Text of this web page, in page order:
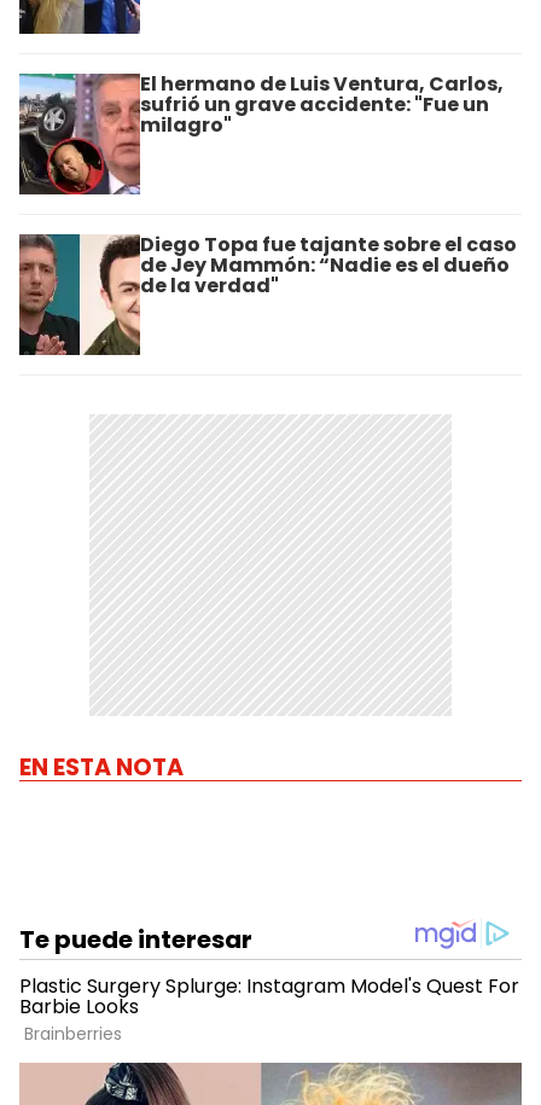
El hermano de Luis Ventura, Carlos,
sufrió un grave accidente: "Fue un
milagro"
Diego Topa fue tajante sobre el caso
de Jey Mammón: “Nadie es el dueño
de la verdad"
EN ESTA NOTA